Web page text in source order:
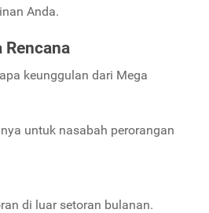
Anda.
Rencana
keunggulan dari Mega
untuk nasabah perorangan
di luar setoran bulanan.